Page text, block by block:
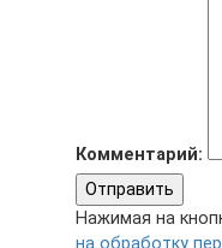
Комментарий:
Отправить
Нажимая на
на обработку